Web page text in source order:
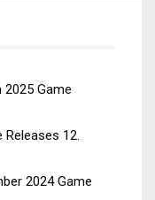
2025 Game
Releases 12.
2024 Game